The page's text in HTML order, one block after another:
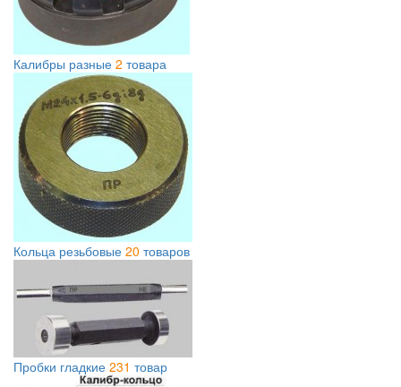
Калибры разные 2 товара
Кольца резьбовые 20 товаров
Пробки гладкие 231 товар